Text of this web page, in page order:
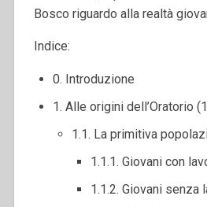
Bosco riguardo alla realtà
Indice:
0. Introduzione
1. Alle origini dell’Oratorio
1.1. La primitiva
1.1.1. Giovani con
1.1.2. Giovani senza